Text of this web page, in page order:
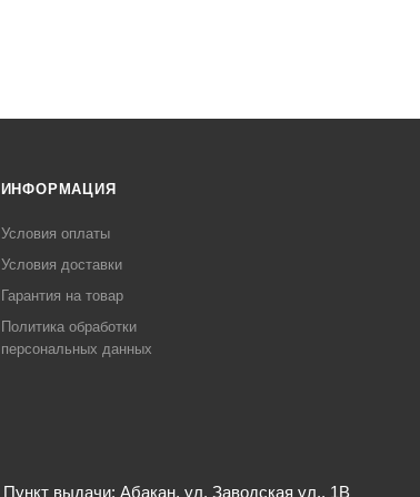
ИНФОРМАЦИЯ
Условия оплаты
Условия доставки
Гарантия на товар
Политика обработки
персональных данных
Пункт выдачи: Абакан, ул. Заводская ул., 1В